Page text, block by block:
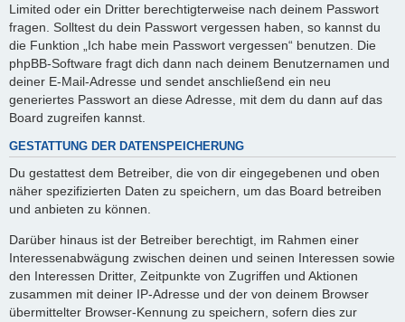
Limited oder ein Dritter berechtigterweise nach deinem Passwort
fragen. Solltest du dein Passwort vergessen haben, so kannst du
die Funktion „Ich habe mein Passwort vergessen“ benutzen. Die
phpBB-Software fragt dich dann nach deinem Benutzernamen und
deiner E-Mail-Adresse und sendet anschließend ein neu
generiertes Passwort an diese Adresse, mit dem du dann auf das
Board zugreifen kannst.
GESTATTUNG DER DATENSPEICHERUNG
Du gestattest dem Betreiber, die von dir eingegebenen und oben
näher spezifizierten Daten zu speichern, um das Board betreiben
und anbieten zu können.
Darüber hinaus ist der Betreiber berechtigt, im Rahmen einer
Interessenabwägung zwischen deinen und seinen Interessen sowie
den Interessen Dritter, Zeitpunkte von Zugriffen und Aktionen
zusammen mit deiner IP-Adresse und der von deinem Browser
übermittelter Browser-Kennung zu speichern, sofern dies zur